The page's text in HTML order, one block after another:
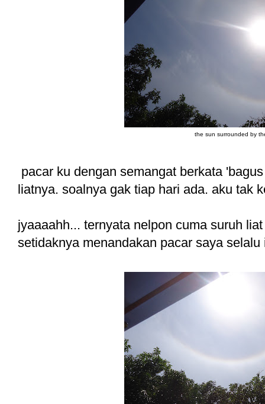
the sun surrounded by
pacar ku dengan semangat berkata
liatnya. soalnya gak tiap hari ada. aku tak
jyaaaahh... ternyata nelpon cuma suruh
setidaknya menandakan pacar saya selalu